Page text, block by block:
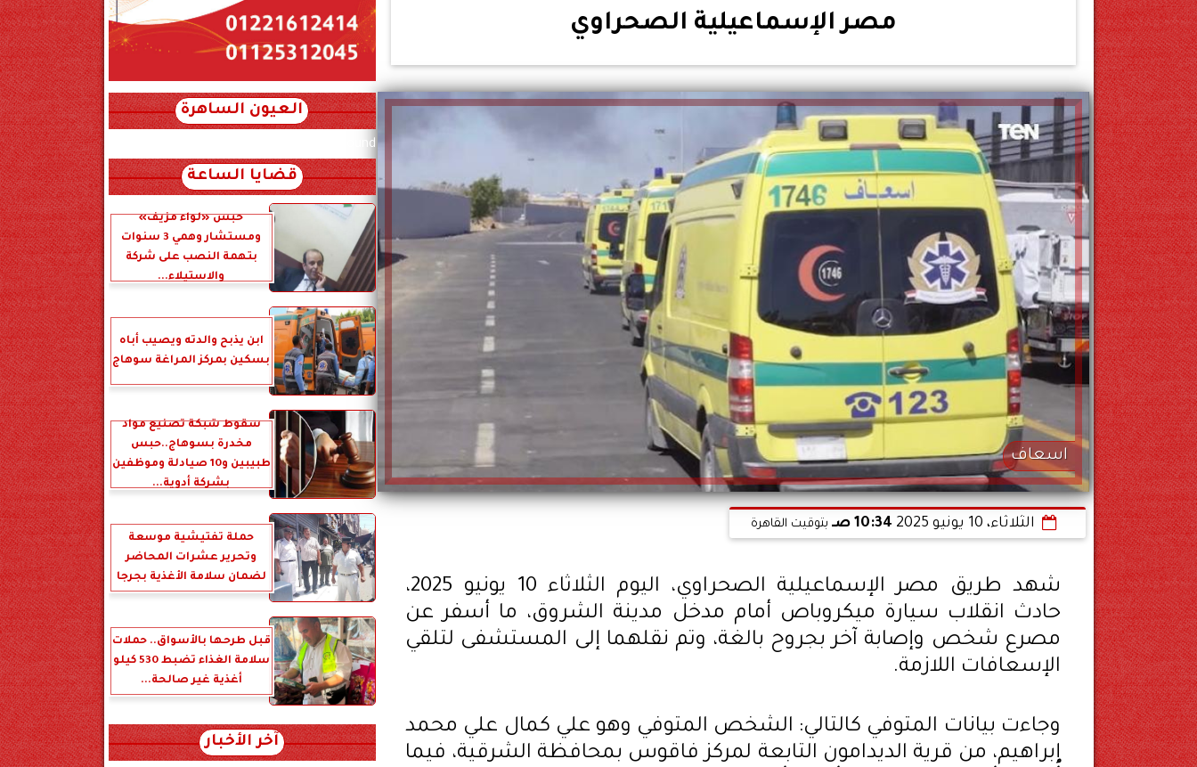
مصر الإسماعيلية الصحراوي
اسعاف
الثلاثاء، 10 يونيو 2025 10:34 صـ بتوقيت القاهرة
شهد طريق مصر الإسماعيلية الصحراوي، اليوم الثلاثاء 10 يونيو 2025،
حادث انقلاب سيارة ميكروباص أمام مدخل مدينة الشروق، ما أسفر عن
مصرع شخص وإصابة آخر بجروح بالغة، وتم نقلهما إلى المستشفى لتلقي
الإسعافات اللازمة.
وجاءت بيانات المتوفي كالتالي: الشخص المتوفي وهو علي كمال علي محمد
إبراهيم، من قرية الديدامون التابعة لمركز فاقوس بمحافظة الشرقية، فيما
العيون الساهرة
xml_json/rss/~12.xml x0n not found
قضايا الساعة
حبس «لواء مزيف»
ومستشار وهمي 3 سنوات
بتهمة النصب على شركة
والاستيلاء...
ابن يذبح والدته ويصيب أباه
بسكين بمركز المراغة سوهاج
سقوط شبكة تصنيع مواد
مخدرة بسوهاج..حبس
طبيبين و10 صيادلة وموظفين
بشركة أدوية...
حملة تفتيشية موسعة
وتحرير عشرات المحاضر
لضمان سلامة الأغذية بجرجا
قبل طرحها بالأسواق.. حملات
سلامة الغذاء تضبط 530 كيلو
أغذية غير صالحة...
آخر الأخبار